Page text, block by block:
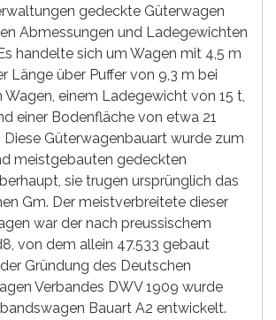
gedeckte Güterwagen
Abmessungen und Ladegewichten
handelte sich um Wagen mit 4,5 m
Länge über Puffer von 9,3 m bei
einem Ladegewicht von 15 t,
einer Bodenfläche von etwa 21
Diese Güterwagenbauart wurde zum
meistgebauten gedeckten
sie trugen ursprünglich das
Gm. Der meistverbreitete dieser
war der nach preussischem
von dem allein 47.533 gebaut
Gründung des Deutschen
Verbandes DWV 1909 wurde
Bauart A2 entwickelt.